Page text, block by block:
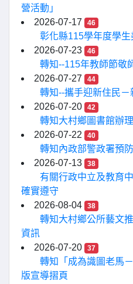
營活動」
2026-07-17
46
彰化縣115學年度學
2026-07-23
46
轉知--115年教師節敬
2026-07-27
44
轉知--攜手迎新住民
2026-07-20
42
轉知大村鄉圖書館辦
2026-07-22
40
轉知內政部警政署預
2026-07-13
38
有關行政中立及教育
確實遵守
2026-08-04
38
轉知大村鄉公所藝文
資訊
2026-07-20
37
轉知「成為識圖老馬
版宣導摺頁